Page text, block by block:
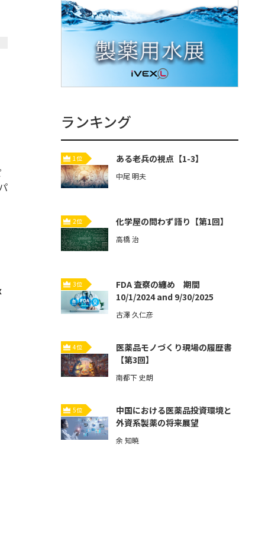
ランキング
1位 ある老兵の視点【1-3】
中尾 明夫
2位 化学屋の問わず語り【第1回】
高橋 治
3位
FDA 査察の纏め 期間
10/1/2024 and 9/30/2025
古澤 久仁彦
4位
医薬品モノづくり現場の履歴書
【第3回】
南都下 史朗
5位
中国における医薬品投資環境と
外資系製薬の将来展望
余 知暁